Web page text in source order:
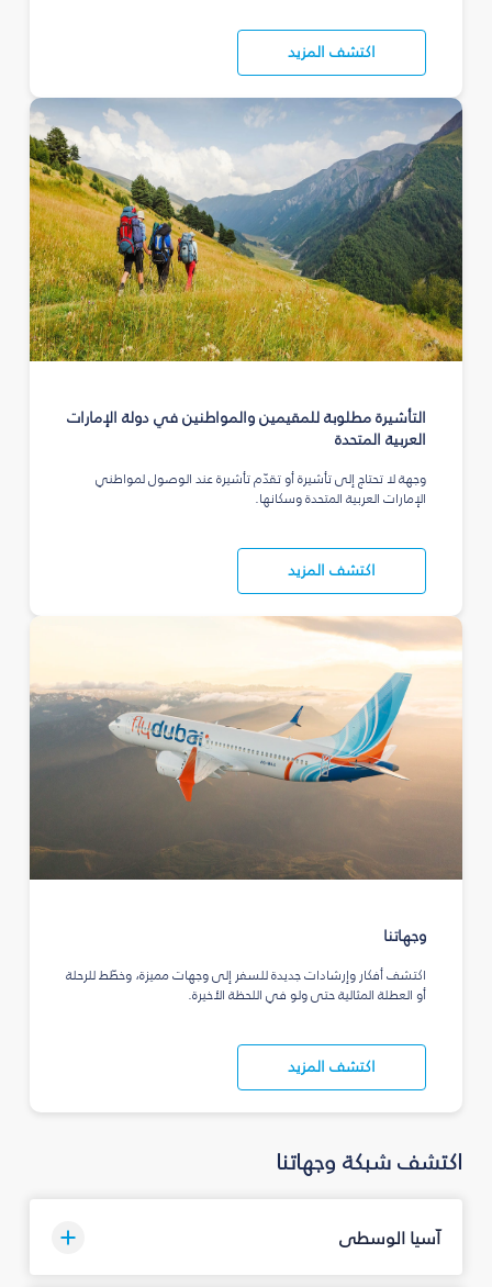
اكتشف المزيد
التأشيرة مطلوبة للمقيمين والمواطنين في دولة الإمارات
العربية المتحدة
وجهة لا تحتاج إلى تأشيرة أو تقدّم تأشيرة عند الوصول لمواطني
الإمارات العربية المتحدة وسكانها.
اكتشف المزيد
وجهاتنا
اكتشف أفكار وإرشادات جديدة للسفر إلى وجهات مميزة، وخطّط للرحلة
أو العطلة المثالية حتى ولو في اللحظة الأخيرة.
اكتشف المزيد
اكتشف شبكة وجهاتنا
آسيا الوسطى